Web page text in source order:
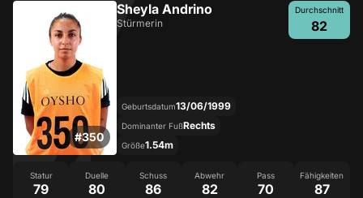
#350
Sheyla Andrino
Stürmerin
Durchschnitt
82
Geburtsdatum13/06/1999
Dominanter FußRechts
Größe1.54m
Statur
79
Duelle
80
Schuss
86
Abwehr
82
Pass
70
Fähigkeiten
87